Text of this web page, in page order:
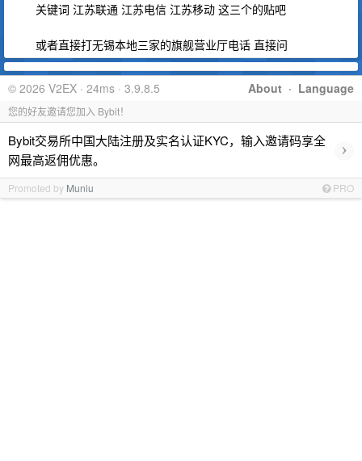
关键词 江苏联通 江苏电信 江苏移动 这三个的贴吧
或者直接打无锡本地三家的旗舰营业厅电话 直接问
About · Language
© 2026 V2EX · 24ms · 3.9.8.5
您的好友邀请您加入 Bybit！
Bybit交易所中国大陆注册及实名认证KYC，输入邀请码享全
网最高返佣优惠。
›
Promoted by Muniu PRO